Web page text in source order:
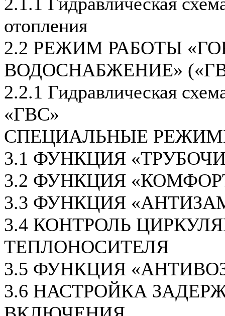
отопления
2.2 РЕЖИМ РАБОТЫ
ВОДОСНАБЖЕНИЕ»
2.2.1 Гидравлическая
«ГВС»
СПЕЦИАЛЬНЫЕ
3.1 ФУНКЦИЯ
3.2 ФУНКЦИЯ
3.3 ФУНКЦИЯ
3.4 КОНТРОЛЬ
ТЕПЛОНОСИТЕЛЯ
3.5 ФУНКЦИЯ
3.6 НАСТРОЙКА